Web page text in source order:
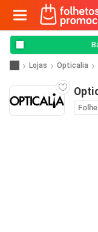
Lojas Opticalia